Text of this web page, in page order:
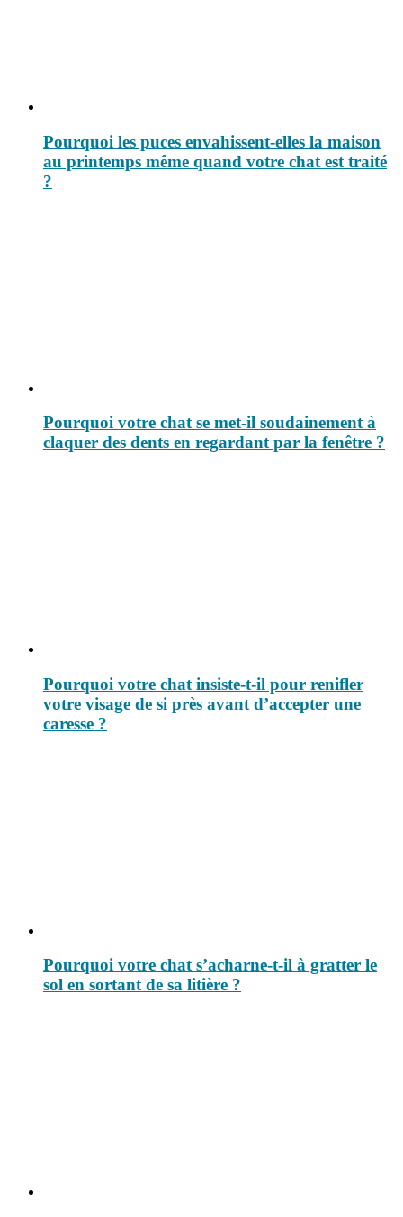
Pourquoi les puces envahissent-elles la maison
au printemps même quand votre chat est traité
?
Pourquoi votre chat se met-il soudainement à
claquer des dents en regardant par la fenêtre ?
Pourquoi votre chat insiste-t-il pour renifler
votre visage de si près avant d’accepter une
caresse ?
Pourquoi votre chat s’acharne-t-il à gratter le
sol en sortant de sa litière ?